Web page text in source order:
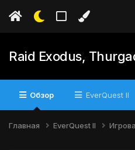
Raid Exodus,
Обзор EverQuest II
Главная EverQuest II